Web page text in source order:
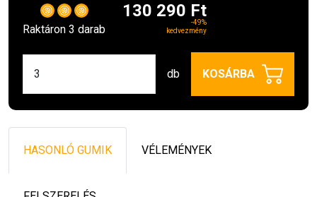
Raktáron 3 darab
130 290 Ft
-49%
kedvezmény
db KOSÁRBA
HASONLÓ GUMIK VÉLEMÉNYEK